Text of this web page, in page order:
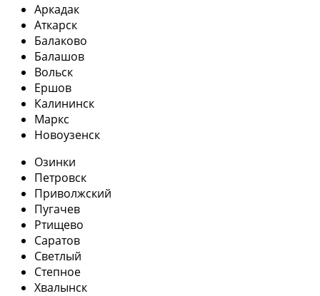
Аркадак
Аткарск
Балаково
Балашов
Вольск
Ершов
Калининск
Маркс
Новоузенск
Озинки
Петровск
Приволжский
Пугачев
Ртищево
Саратов
Светлый
Степное
Хвалынск